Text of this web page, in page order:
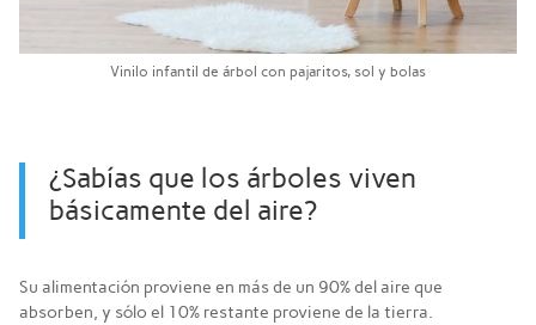
Vinilo infantil de árbol con pajaritos, sol y bolas
¿Sabías que los árboles viven
básicamente del aire?
Su alimentación proviene en más de un 90% del aire que
absorben, y sólo el 10% restante proviene de la tierra.